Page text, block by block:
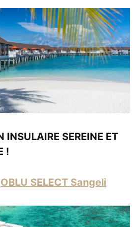
INSULAIRE SEREINE ET
!
OBLU SELECT Sangeli